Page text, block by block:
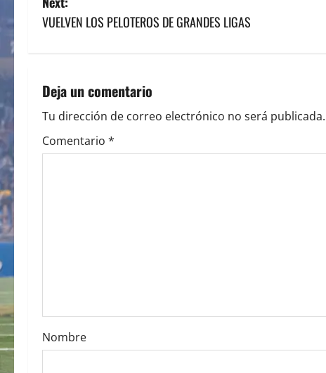
s
n
a
v
o
n
VUELVEN LOS PELOTEROS DE GRANDES LIGAS
Deja un comentario
Tu dirección de correo electrónico no será publicada.
Comentario *
Nombre